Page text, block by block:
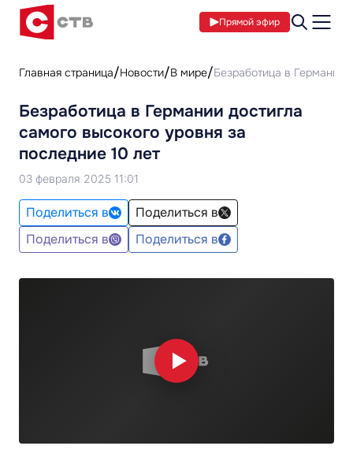
Прямой эфир
Главная страница Новости В мире Безработица в Германии
Безработица в Германии достигла
самого высокого уровня за
последние 10 лет
03 февраля 2025 11:01
Поделиться в
Поделиться в
Поделиться в
Поделиться в